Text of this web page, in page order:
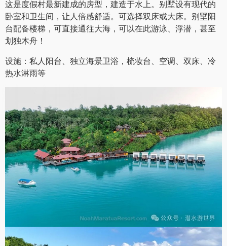
海洋水上别墅 Ocean Water Villa （共8间，每房可住2人）
这是度假村最新建成的房型，建造于水上。别墅设有现代的
卧室和卫生间，让人倍感舒适。可选择双床或大床。别墅阳
设施：私人阳台、独立海景卫浴，梳妆台、空调、双床、冷
热水淋雨等